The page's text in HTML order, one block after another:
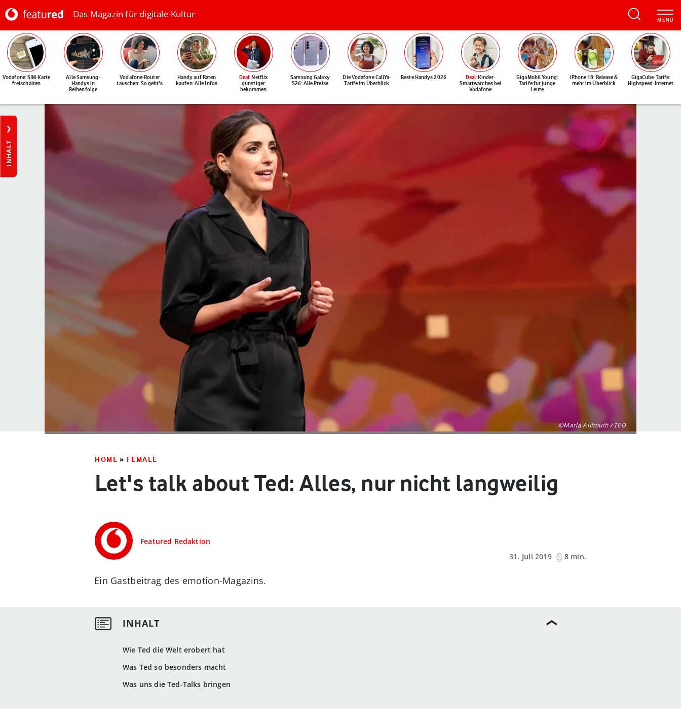
Das Magazin für digitale Kultur
Vodafone: SIM-Karte
freischalten
Alle Samsung-
Handys in
Reihenfolge
Vodafone-Router
tauschen: So geht's
Handy auf Raten
kaufen: Alle Infos
Deal: Netflix
günstiger
bekommen
Samsung Galaxy
S26: Alle Preise
Die Vodafone CallYa-
Tarife im Überblick
Beste Handys 2026 Deal: Kinder-
Smartwatches bei
Vodafone
GigaMobil Young:
Tarife für junge
Leute
iPhone 18: Release &
mehr im Überblick
GigaCube-Tarife:
Highspeed-Internet
INHALT
©Marla Aufmuth / TED
HOME » FEMALE
Let's talk about Ted: Alles, nur nicht langweilig
Featured Redaktion
31. Juli 2019
8 min.
Wie Ted die Welt erobert hat
Was Ted so besonders macht
Was uns die Ted-Talks bringen
Ein Gastbeitrag des emotion-Magazins.